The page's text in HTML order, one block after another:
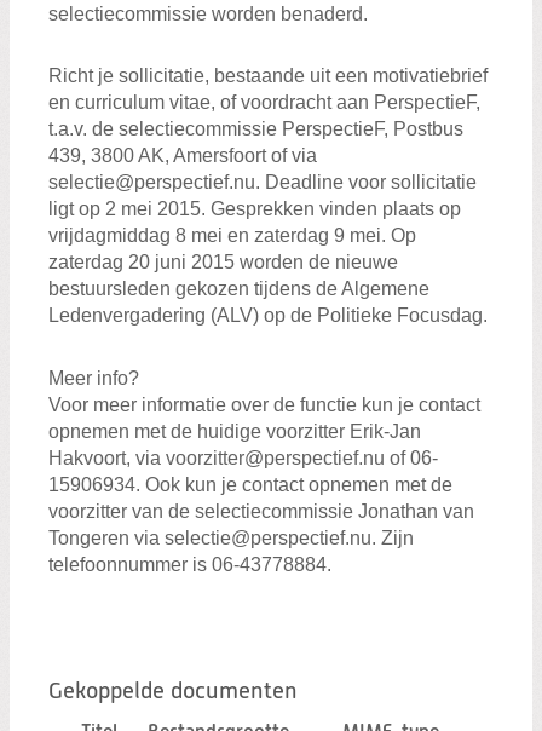
selectiecommissie worden benaderd.
Richt je sollicitatie, bestaande uit een motivatiebrief
en curriculum vitae, of voordracht aan PerspectieF,
t.a.v. de selectiecommissie PerspectieF, Postbus
439, 3800 AK, Amersfoort of via
selectie@perspectief.nu. Deadline voor sollicitatie
ligt op 2 mei 2015. Gesprekken vinden plaats op
vrijdagmiddag 8 mei en zaterdag 9 mei. Op
zaterdag 20 juni 2015 worden de nieuwe
bestuursleden gekozen tijdens de Algemene
Ledenvergadering (ALV) op de Politieke Focusdag.
Meer info?
Voor meer informatie over de functie kun je contact
opnemen met de huidige voorzitter Erik-Jan
Hakvoort, via voorzitter@perspectief.nu of 06-
15906934. Ook kun je contact opnemen met de
voorzitter van de selectiecommissie Jonathan van
Tongeren via selectie@perspectief.nu. Zijn
telefoonnummer is 06-43778884.
Gekoppelde documenten